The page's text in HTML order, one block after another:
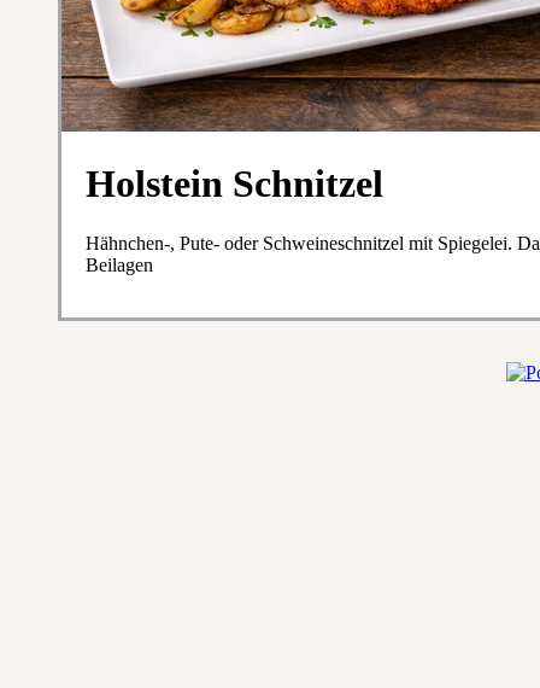
Holstein Schnitzel
Hähnchen-, Pute- oder Schweineschnitzel mit Spiegelei.
Beilagen